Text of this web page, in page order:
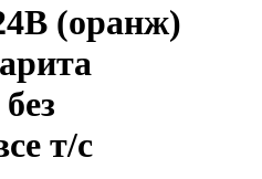
(оранж)
т/с